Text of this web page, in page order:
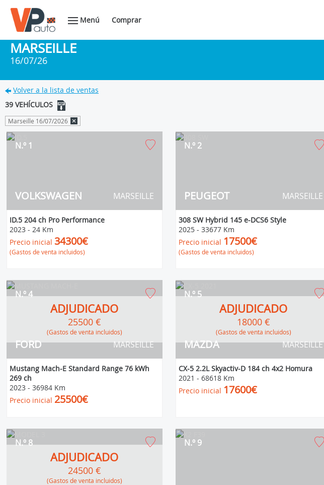
Menú Comprar
MARSEILLE
16/07/26
Volver a la lista de ventas
39 VEHÍCULOS
Marseille 16/07/2026
VOLKSWAGEN
N.º 1
MARSEILLE
ID.5 204 ch Pro Performance
2023- 24 Km
Precio inicial 34300€
(Gastos de venta incluidos)
PEUGEOT
N.º 2
MARSEILLE
308 SW Hybrid 145 e-DCS6 Style
2025- 33677 Km
Precio inicial 17500€
(Gastos de venta incluidos)
FORD
N.º 4
MARSEILLE
ADJUDICADO
25500 €
(Gastos de venta incluidos)
Mustang Mach-E Standard Range 76 kWh
269 ch
2023- 36984 Km
Precio inicial 25500€
MAZDA
N.º 5
MARSEILLE
ADJUDICADO
18000 €
(Gastos de venta incluidos)
CX-5 2.2L Skyactiv-D 184 ch 4x2 Homura
2021 - 68618 Km
Precio inicial 17600€
N.º 8
ADJUDICADO
24500 €
(Gastos de venta incluidos)
N.º 9